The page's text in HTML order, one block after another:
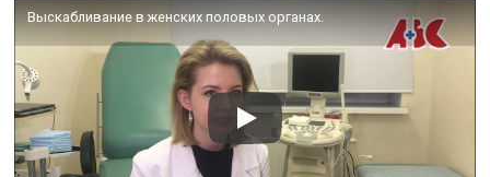
Выскабливание в женских половых органах.